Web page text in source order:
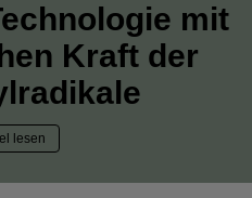
mit
Kraft der
lesen